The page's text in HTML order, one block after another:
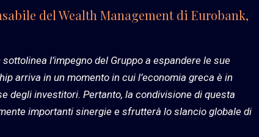
del Wealth Management di Eurobank,
l’impegno del Gruppo a espandere le sue
arriva in un momento in cui l’economia greca è in
degli investitori. Pertanto, la condivisione di questa
importanti sinergie e sfrutterà lo slancio globale di